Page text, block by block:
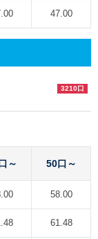
47.00
3210口
～ 50口～
58.00
61.48